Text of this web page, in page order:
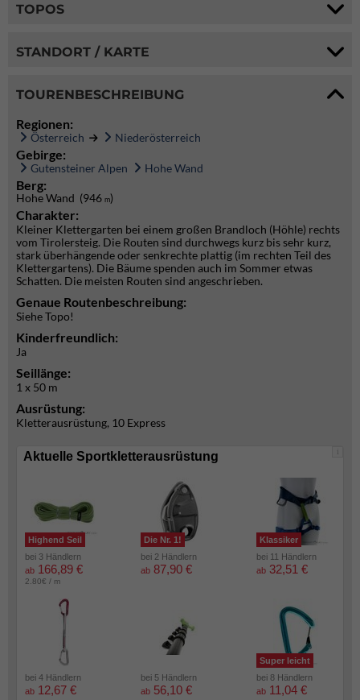
TOPOS
STANDORT / KARTE
TOURENBESCHREIBUNG
Regionen:
Österreich Niederösterreich
Gebirge:
Gutensteiner Alpen Hohe Wand
Berg:
Hohe Wand (946 m)
Charakter:
Kleiner Klettergarten bei einem großen Brandloch (Höhle) rechts
vom Tirolersteig. Die Routen sind durchwegs kurz bis sehr kurz,
stark überhängende oder senkrechte plattig (im rechten Teil des
Klettergartens). Die Bäume spenden auch im Sommer etwas
Schatten. Die meisten Routen sind angeschrieben.
Genaue Routenbeschreibung:
Siehe Topo!
Kinderfreundlich:
Ja
Seillänge:
1 x 50 m
Ausrüstung:
Kletterausrüstung, 10 Express
i
Aktuelle Sportkletterausrüstung
Highend Seil
bei 3 Händlern
ab 166,89 €
2.80€ / m
Die Nr. 1!
bei 2 Händlern
ab 87,90 €
Klassiker
bei 11 Händlern
ab 32,51 €
bei 4 Händlern
ab 12,67 €
bei 5 Händlern
ab 56,10 €
Super leicht
bei 8 Händlern
ab 11,04 €